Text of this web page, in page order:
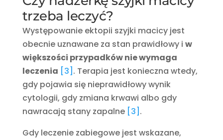
trzeba leczyć?
Występowanie ektopii szyjki macicy jest
obecnie uznawane za stan prawidłowy i w
większości przypadków nie wymaga
leczenia [3] . Terapia jest konieczna wtedy,
gdy pojawia się nieprawidłowy wynik
cytologii, gdy zmiana krwawi albo gdy
nawracają stany zapalne [3] .
Gdy leczenie zabiegowe jest wskazane,